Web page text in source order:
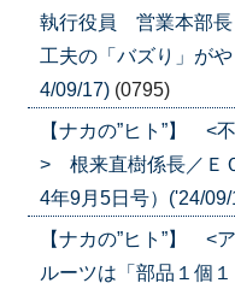
執行役員 営業本部
工夫の「バズり」が
4/09/17) (0795)
【ナカの”ヒト”】
> 根来直樹係長／Ｅ
4年9月5日号）('24/09/
【ナカの”ヒト”】
ルーツは「部品１個